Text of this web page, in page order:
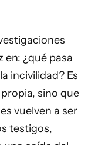
¿qué pasa
incivilidad? Es
sino que
vuelven a ser
testigos,